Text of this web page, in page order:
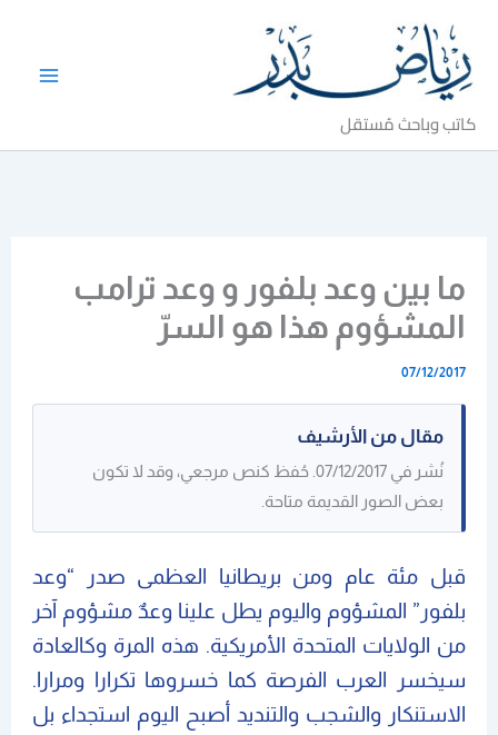
المحتوى
كاتب وباحث مُستقل
ما بين وعد بلفور و وعد ترامب
المشؤوم هذا هو السرّ
07/12/2017
مقال من الأرشيف
نُشر في 07/12/2017. حُفظ كنص مرجعي، وقد لا تكون
بعض الصور القديمة متاحة.
قبل مئة عام ومن بريطانيا العظمى صدر “وعد
بلفور” المشؤوم واليوم يطل علينا وعدٌ مشؤوم آخر
من الولايات المتحدة الأمريكية. هذه المرة وكالعادة
سيخسر العرب الفرصة كما خسروها تكرارا ومرارا.
الاستنكار والشجب والتنديد أصبح اليوم استجداء بل